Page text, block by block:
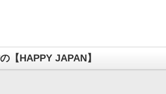
【HAPPY JAPAN】